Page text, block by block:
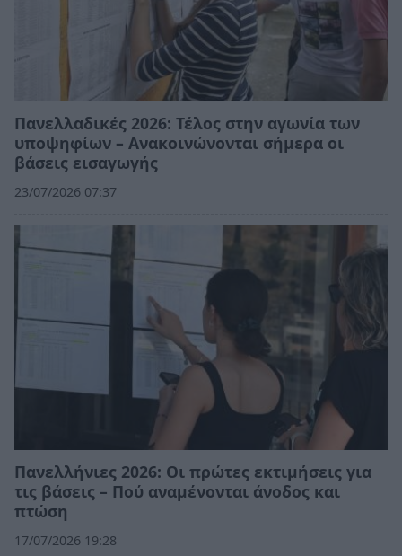
Πανελλαδικές 2026: Τέλος στην αγωνία των
υποψηφίων – Ανακοινώνονται σήμερα οι
βάσεις εισαγωγής
23/07/2026 07:37
Πανελλήνιες 2026: Οι πρώτες εκτιμήσεις για
τις βάσεις – Πού αναμένονται άνοδος και
πτώση
17/07/2026 19:28